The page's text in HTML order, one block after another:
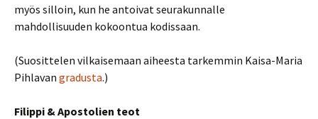
myös silloin, kun he antoivat seurakunnalle
mahdollisuuden kokoontua kodissaan.
(Suosittelen vilkaisemaan aiheesta tarkemmin Kaisa-Maria
Pihlavan gradusta.)
Filippi & Apostolien teot